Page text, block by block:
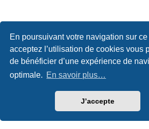
En poursuivant votre navigation sur
acceptez l’utilisation de cookies vous
de bénéficier d’une expérience de
optimale. En savoir plus…
J’accepte